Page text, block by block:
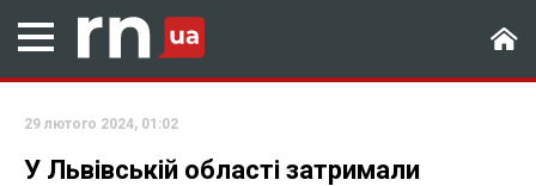
29 лютого 2024, 01:02
У Львівській області затримали